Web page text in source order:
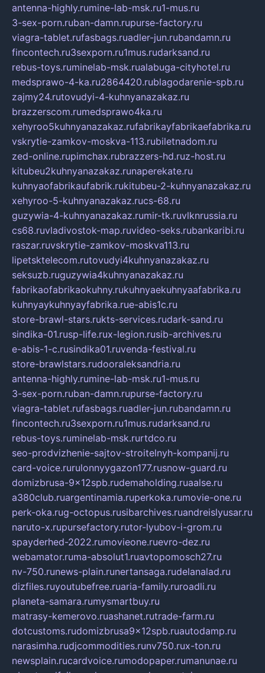
antenna-highly.rumine-lab-msk.ru1-mus.ru
3-sex-porn.ruban-damn.rupurse-factory.ru
viagra-tablet.rufasbags.ruadler-jun.rubandamn.ru
fincontech.ru3sexporn.ru1mus.rudarksand.ru
rebus-toys.ruminelab-msk.rualabuga-cityhotel.ru
medsprawo-4-ka.ru2864420.rublagodarenie-spb.ru
zajmy24.rutovudyi-4-kuhnyanazakaz.ru
brazzerscom.rumedsprawo4ka.ru
xehyroo5kuhnyanazakaz.rufabrikayfabrikaefabrika.ru
vskrytie-zamkov-moskva-113.rubiletnadom.ru
zed-online.rupimchax.rubrazzers-hd.ruz-host.ru
kitubeu2kuhnyanazakaz.runaperekate.ru
kuhnyaofabrikaufabrik.rukitubeu-2-kuhnyanazakaz.ru
xehyroo-5-kuhnyanazakaz.rucs-68.ru
guzywia-4-kuhnyanazakaz.rumir-tk.ruvlknrussia.ru
cs68.ruvladivostok-map.ruvideo-seks.rubankaribi.ru
raszar.ruvskrytie-zamkov-moskva113.ru
lipetsktelecom.rutovudyi4kuhnyanazakaz.ru
seksuzb.ruguzywia4kuhnyanazakaz.ru
fabrikaofabrikaokuhny.rukuhnyaekuhnyaafabrika.ru
kuhnyaykuhnyayfabrika.rue-abis1c.ru
store-brawl-stars.rukts-services.rudark-sand.ru
sindika-01.rusp-life.rux-legion.rusib-archives.ru
e-abis-1-c.rusindika01.ruvenda-festival.ru
store-brawlstars.rudooraleksandria.ru
antenna-highly.rumine-lab-msk.ru1-mus.ru
3-sex-porn.ruban-damn.rupurse-factory.ru
viagra-tablet.rufasbags.ruadler-jun.rubandamn.ru
fincontech.ru3sexporn.ru1mus.rudarksand.ru
rebus-toys.ruminelab-msk.rurtdco.ru
seo-prodvizhenie-sajtov-stroitelnyh-kompanij.ru
card-voice.rurulonnyygazon177.rusnow-guard.ru
domizbrusa-9x12spb.rudemaholding.ruaalse.ru
a380club.ruargentinamia.ruperkoka.rumovie-one.ru
perk-oka.rug-octopus.rusibarchives.ruandreislyusar.ru
naruto-x.rupursefactory.rutor-lyubov-i-grom.ru
spayderhed-2022.rumovieone.ruevro-dez.ru
webamator.ruma-absolut1.ruavtopomosch27.ru
nv-750.runews-plain.runertansaga.rudelanalad.ru
dizfiles.ruyoutubefree.ruaria-family.ruroadli.ru
planeta-samara.rumysmartbuy.ru
matrasy-kemerovo.ruashanet.rutrade-farm.ru
dotcustoms.rudomizbrusa9x12spb.ruautodamp.ru
narasimha.rudjcommodities.runv750.rux-ton.ru
newsplain.rucardvoice.rumodopaper.rumanunae.ru